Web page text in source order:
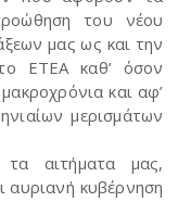
του νέου
μας ως και την
ΕΤΕΑ καθ’ όσον
και αφ’
μερισμάτων
αιτήματα μας,
αυριανή κυβέρνηση